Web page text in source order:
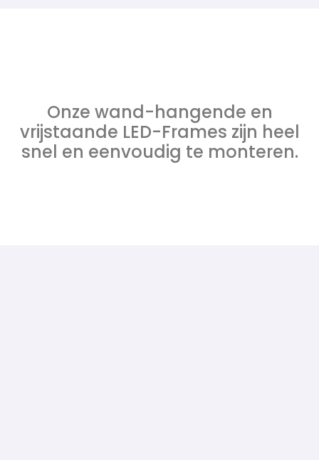
Onze wand-hangende en
vrijstaande LED-Frames zijn heel
snel en eenvoudig te monteren.